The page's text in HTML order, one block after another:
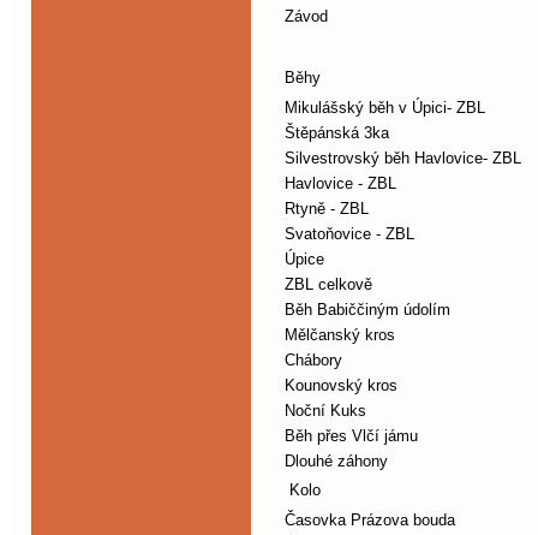
Závod
Běhy
Mikulášský běh v Úpici- ZBL
Štěpánská 3ka
Silvestrovský běh Havlovice- ZBL
Havlovice - ZBL
Rtyně - ZBL
Svatoňovice - ZBL
Úpice
ZBL celkově
Běh Babiččiným údolím
Mělčanský kros
Chábory
Kounovský kros
Noční Kuks
Běh přes Vlčí jámu
Dlouhé záhony
Kolo
Časovka Prázova bouda